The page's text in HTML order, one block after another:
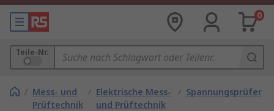
0
Teile-Nr.
/ Mess- und
Prüftechnik
/ Elektrische Mess-
und Prüftechnik
/ Spannungsprüfer